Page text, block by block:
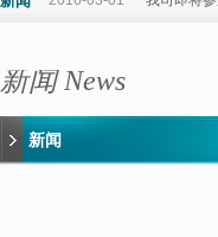
新闻 News
新闻